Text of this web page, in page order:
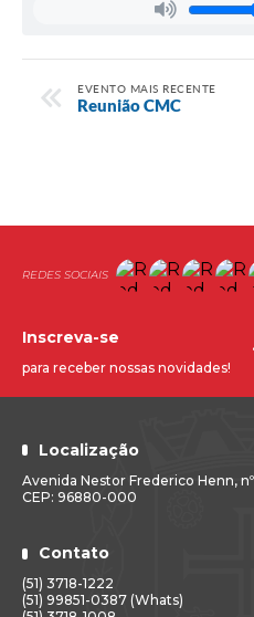
EVENTO MAIS RECENTE
Reunião CMC
Localização
Avenida Nestor Frederico Henn,
CEP: 96880-000
Contato
(51) 3718-1222
(51) 99851-0387 (Whats)
Inscreva-se
para receber nossas novidades!